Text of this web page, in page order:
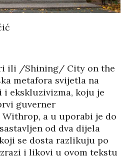
ili /Shining/ City on the
metafora svijetla na
i ekskluzivizma, koju je
guverner
Withrop, a u uporabi je do
od dva dijela
se dosta razlikuju po
i likovi u ovom tekstu